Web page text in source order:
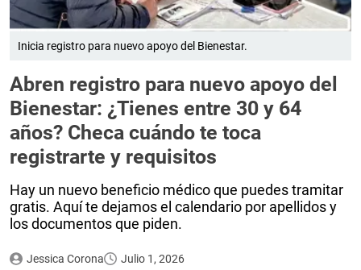
Inicia registro para nuevo apoyo del Bienestar.
Abren registro para nuevo apoyo del
Bienestar: ¿Tienes entre 30 y 64
años? Checa cuándo te toca
registrarte y requisitos
Hay un nuevo beneficio médico que puedes tramitar
gratis. Aquí te dejamos el calendario por apellidos y
los documentos que piden.
Jessica Corona Julio 1, 2026